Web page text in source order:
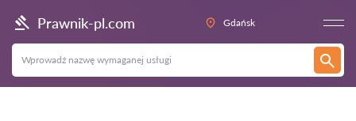
Prawnik-pl.com Gdańsk
Wstecz